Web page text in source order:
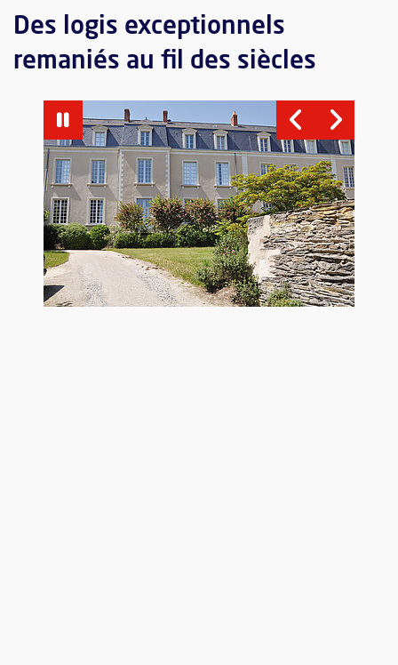
Des logis exceptionnels
remaniés au fil des siècles
Vue agrandie de l'image